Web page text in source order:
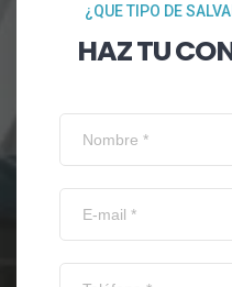
¿QUE TIPO DE
HAZ TU